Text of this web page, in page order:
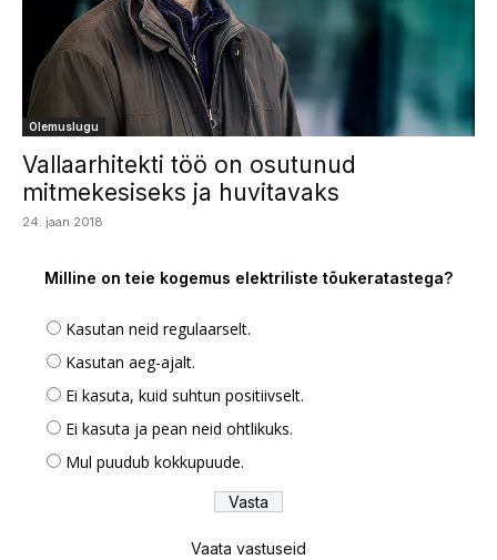
Olemuslugu
Vallaarhitekti töö on osutunud
mitmekesiseks ja huvitavaks
24. jaan 2018
Milline on teie kogemus elektriliste tõukeratastega?
Kasutan neid regulaarselt.
Kasutan aeg-ajalt.
Ei kasuta, kuid suhtun positiivselt.
Ei kasuta ja pean neid ohtlikuks.
Mul puudub kokkupuude.
Vaata vastuseid